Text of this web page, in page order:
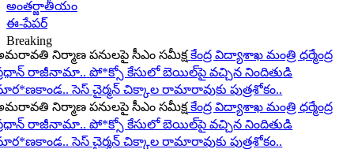
అంతర్జాతీయం
ఈ-పేపర్
Breaking
నిర్మాణ పనులపై సీఎం సమీక్ష కేంద్ర విద్యాశాఖ మంత్రి ధర్మేంద్ర
రాజీనామా.. పో*క్సో కేసులో బెయిల్‌పై వచ్చిన నిందితుడి
సెస్ చైర్మన్ చిక్కాల రామారావుకు పుత్రశోకం..
నిర్మాణ పనులపై సీఎం సమీక్ష కేంద్ర విద్యాశాఖ మంత్రి ధర్మేంద్ర
రాజీనామా.. పో*క్సో కేసులో బెయిల్‌పై వచ్చిన నిందితుడి
సెస్ చైర్మన్ చిక్కాల రామారావుకు పుత్రశోకం..